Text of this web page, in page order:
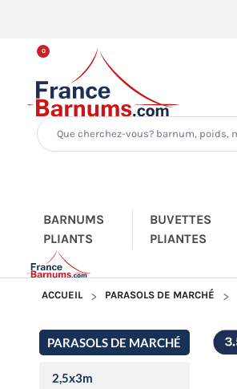
0
BARNUMS
PLIANTS
BUVETTES
PLIANTES
ACCUEIL PARASOLS DE MARCHÉ
PARASOLS DE MARCHÉ
2,5x3m